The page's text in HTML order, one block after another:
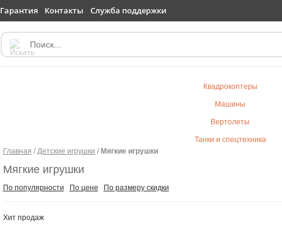
Гарантия Контакты Служба поддержки
Квадрокоптеры
Машины
Вертолеты
Танки и спецтехника
Главная / Детские игрушки / Мягкие игрушки
Мягкие игрушки
По популярности По цене По размеру скидки
Хитпродаж